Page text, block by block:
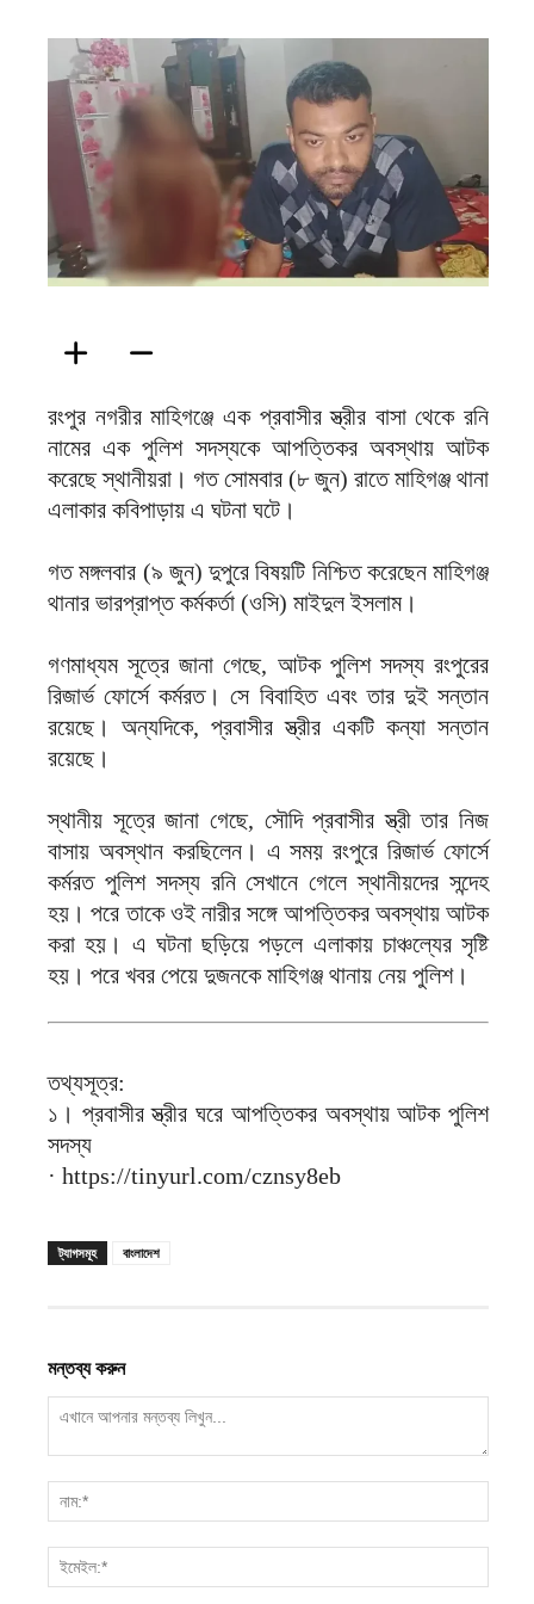
রংপুর নগরীর মাহিগঞ্জে এক প্রবাসীর স্ত্রীর বাসা থেকে রনি
নামের এক পুলিশ সদস্যকে আপত্তিকর অবস্থায় আটক
করেছে স্থানীয়রা। গত সোমবার (৮ জুন) রাতে মাহিগঞ্জ থানা
এলাকার কবিপাড়ায় এ ঘটনা ঘটে।
‎গত মঙ্গলবার (৯ জুন) দুপুরে বিষয়টি নিশ্চিত করেছেন মাহিগঞ্জ
থানার ভারপ্রাপ্ত কর্মকর্তা (ওসি) মাইদুল ইসলাম।
‎গণমাধ্যম সূত্রে জানা গেছে, আটক পুলিশ সদস্য রংপুরের
রিজার্ভ ফোর্সে কর্মরত। সে বিবাহিত এবং তার দুই সন্তান
রয়েছে। অন্যদিকে, প্রবাসীর স্ত্রীর একটি কন্যা সন্তান
রয়েছে।
‎স্থানীয় সূত্রে জানা গেছে, সৌদি প্রবাসীর স্ত্রী তার নিজ
বাসায় অবস্থান করছিলেন। এ সময় রংপুরে রিজার্ভ ফোর্সে
কর্মরত পুলিশ সদস্য রনি সেখানে গেলে স্থানীয়দের সন্দেহ
হয়। পরে তাকে ওই নারীর সঙ্গে আপত্তিকর অবস্থায় আটক
করা হয়। এ ঘটনা ছড়িয়ে পড়লে এলাকায় চাঞ্চল্যের সৃষ্টি
হয়। পরে খবর পেয়ে দুজনকে মাহিগঞ্জ থানায় নেয় পুলিশ।
‎তথ্যসূত্র:
‎১। প্রবাসীর স্ত্রীর ঘরে আপত্তিকর অবস্থায় আটক পুলিশ
সদস্য
‎· https://tinyurl.com/cznsy8eb
ট্যাগসমূহ বাংলাদেশ
মন্তব্য করুন